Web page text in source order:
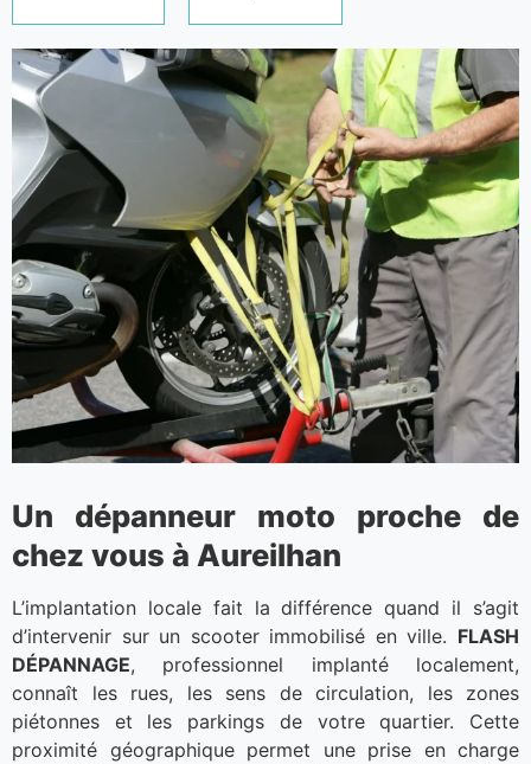
Un dépanneur moto proche de
chez vous à Aureilhan
L’implantation locale fait la différence quand il s’agit
d’intervenir sur un scooter immobilisé en ville. FLASH
DÉPANNAGE, professionnel implanté localement,
connaît les rues, les sens de circulation, les zones
piétonnes et les parkings de votre quartier. Cette
proximité géographique permet une prise en charge